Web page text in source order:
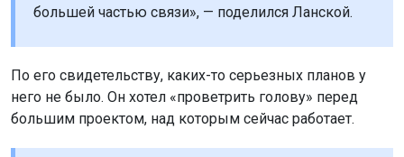
большей частью связи», — поделился Ланской.
По его свидетельству, каких-то серьезных планов у
него не было. Он хотел «проветрить голову» перед
большим проектом, над которым сейчас работает.